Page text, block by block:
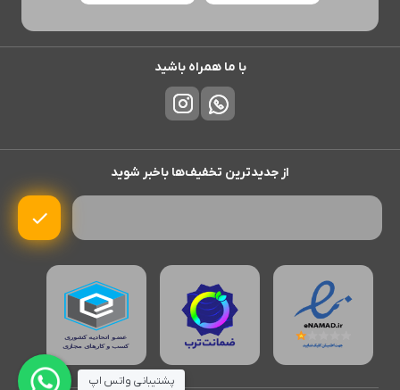
با ما همراه باشید
از جدیدترین تخفیف‌ها باخبر شوید
پشتیبانی واتس اپ